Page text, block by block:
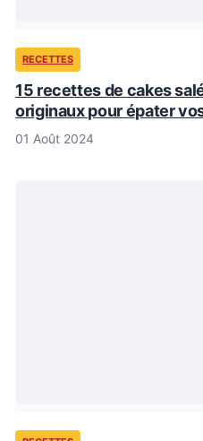
RECETTES
15 recettes de cakes
originaux pour épater
01 Août 2024